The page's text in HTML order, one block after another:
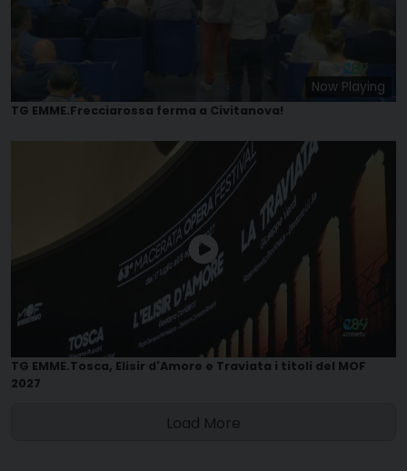
Now Playing
TG EMME.Frecciarossa ferma a Civitanova!
TG EMME.Tosca, Elisir d'Amore e Traviata i titoli del MOF
2027
Load More